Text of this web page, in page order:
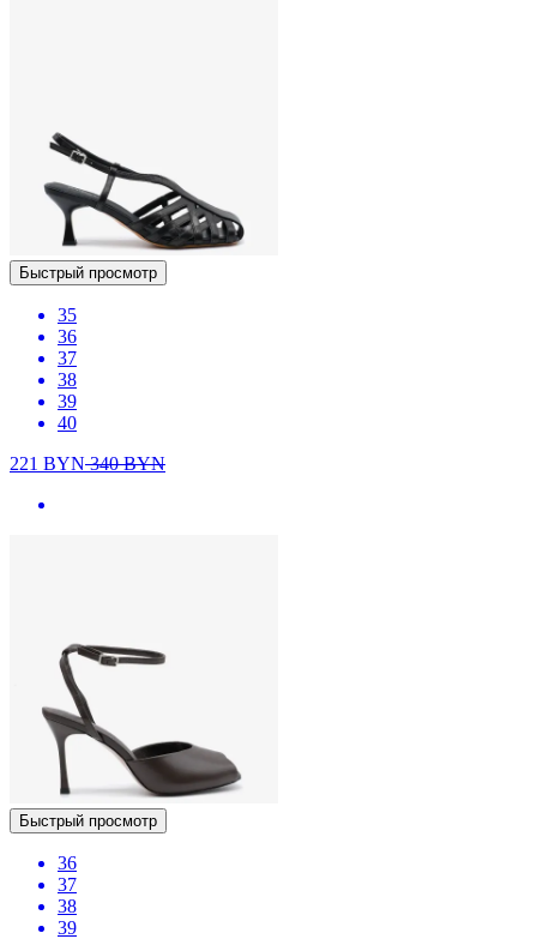
Быстрый просмотр
35
36
37
38
39
40
221 BYN340BYN
Быстрый просмотр
36
37
38
39